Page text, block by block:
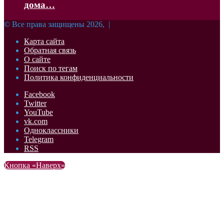
дома…
© Все права защищены 2026, |
Карта сайта
Обратная связь
О сайте
Поиск по тегам
Политика конфиденциальности
Facebook
Twitter
YouTube
vk.com
Одноклассники
Telegram
RSS
Кнопка «Наверх»